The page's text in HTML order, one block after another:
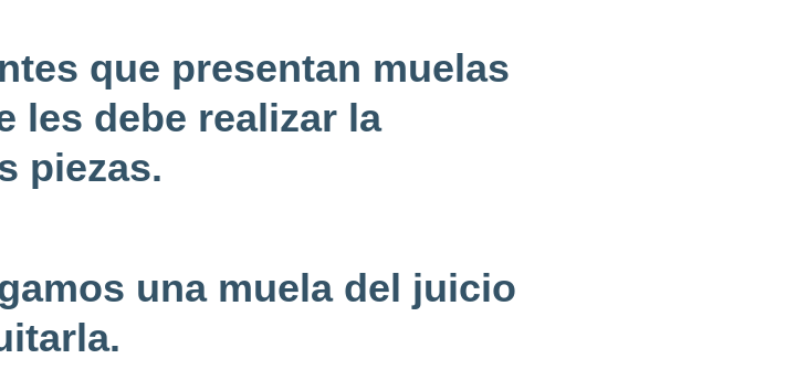
que presentan muelas
les debe realizar la
piezas.
una muela del juicio